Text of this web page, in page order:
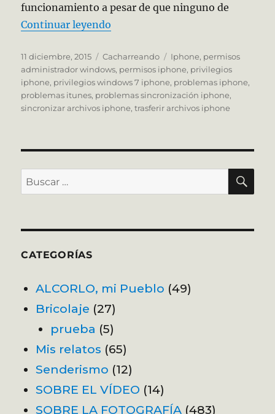
funcionamiento a pesar de que ninguno de
Continuar leyendo
Publicado
el
11 diciembre, 2015 Categorías
Cacharreando Etiquetas
Iphone, permisos
administrador windows, permisos iphone, privilegios
iphone, privilegios windows 7 iphone, problemas iphone,
problemas itunes, problemas sincronización iphone,
sincronizar archivos iphone,trasferir archivos iphone
Buscar
por:
CATEGORÍAS
ALCORLO, mi Pueblo (49)
Bricolaje (27)
prueba (5)
Mis relatos (65)
Senderismo (12)
SOBRE EL VÍDEO (14)
SOBRE LA FOTOGRAFÍA (483)